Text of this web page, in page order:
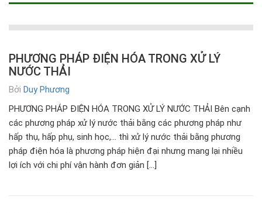
PHƯƠNG PHÁP ĐIỆN HÓA TRONG XỬ LÝ
NƯỚC THẢI
Bởi Duy Phương
PHƯƠNG PHÁP ĐIỆN HÓA TRONG XỬ LÝ NƯỚC THẢI Bên cạnh
các phương pháp xử lý nước thải bằng các phương pháp như
hấp thụ, hấp phụ, sinh học,… thì xử lý nước thải bằng phương
pháp điện hóa là phương pháp hiện đại nhưng mang lại nhiều
lợi ích với chi phí vận hành đơn giản […]